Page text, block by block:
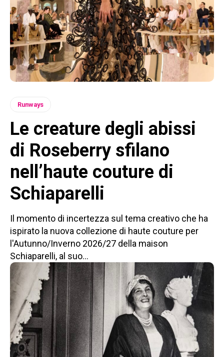
Runways
Le creature degli abissi
di Roseberry sfilano
nell’haute couture di
Schiaparelli
Il momento di incertezza sul tema creativo che ha
ispirato la nuova collezione di haute couture per
l'Autunno/Inverno 2026/27 della maison
Schiaparelli, al suo...